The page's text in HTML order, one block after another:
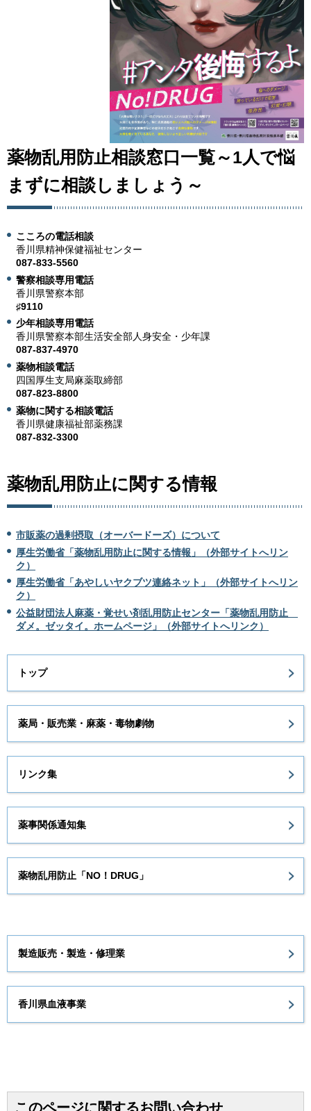
薬物乱用防止相談窓口一覧～1人で悩
まずに相談しましょう～
こころの電話相談
香川県精神保健福祉センター
087-833-5560
警察相談専用電話
香川県警察本部
♯9110
少年相談専用電話
香川県警察本部生活安全部人身安全・少年課
087-837-4970
薬物相談電話
四国厚生支局麻薬取締部
087-823-8800
薬物に関する相談電話
香川県健康福祉部薬務課
087-832-3300
薬物乱用防止に関する情報
市販薬の過剰摂取（オーバードーズ）について
厚生労働省「薬物乱用防止に関する情報」（外部サイトへリン
ク）
厚生労働省「あやしいヤクブツ連絡ネット」（外部サイトへリン
ク）
公益財団法人麻薬・覚せい剤乱用防止センター「薬物乱用防止
ダメ。ゼッタイ。ホームページ」（外部サイトへリンク）
トップ
薬局・販売業・麻薬・毒物劇物
リンク集
薬事関係通知集
薬物乱用防止「NO！DRUG」
製造販売・製造・修理業
香川県血液事業
このページに関するお問い合わせ